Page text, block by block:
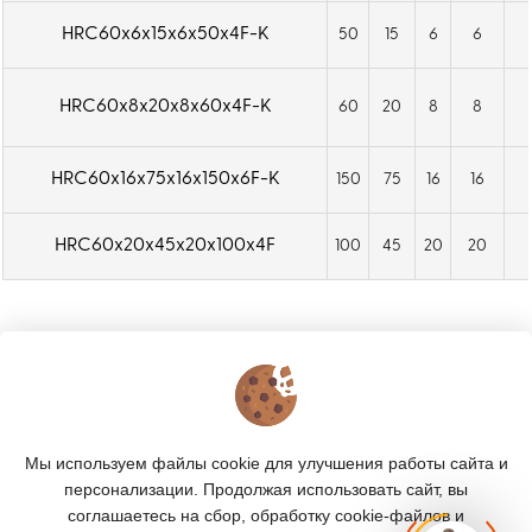
применения: термоусадочные патроны;
патроны высокой точности (ER с усиленным
зажимом); высокоскоростные шпиндели для
чистового фрезерования закалённых
сталей.
HRC60х6х15х6х50х4F-K 50 15 6 6
HRC60х8х20х8х60х4F-K 60 20 8 8
HRC60x16х75х16х150x6F-K 150 75 16 16
HRC60x20х45х20х100x4F 100 45 20 20
КАТАЛОГ
ПОДПИСКА
Мы используем файлы cookie для улучшения работы сайта и
персонализации. Продолжая использовать сайт, вы
соглашаетесь на сбор, обработку cookie-файлов и